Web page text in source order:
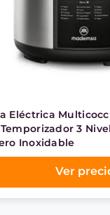
Eléctrica
3
Inoxidable
Ver